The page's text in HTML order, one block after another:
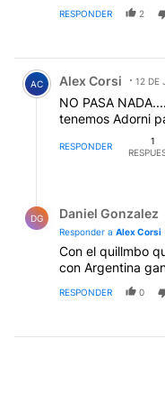
RESPONDER 2
Comentario de Alex
AC Alex Corsi 12 DE
NO PASA
tenemos Adorni
RESPONDER
1
DG Daniel Gonzalez
Responder a Alex Corsi
Con el quillmbo
con Argentina
RESPONDER 0